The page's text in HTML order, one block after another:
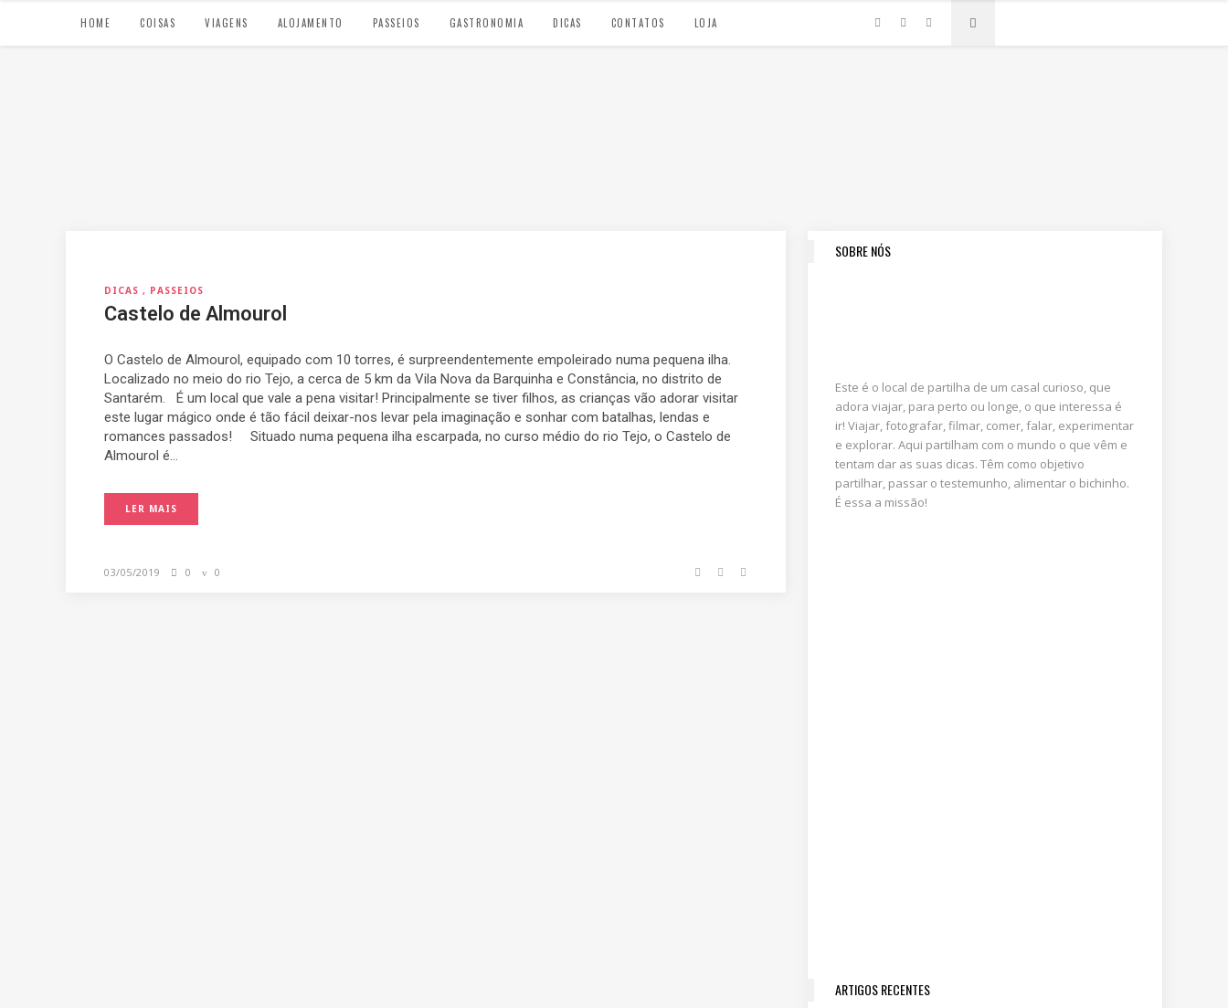
HOME COISAS VIAGENS ALOJAMENTO PASSEIOS GASTRONOMIA DICAS CONTATOS LOJA
DICAS PASSEIOS
Castelo de Almourol
O Castelo de Almourol, equipado com 10 torres, é surpreendentemente empoleirado numa pequena ilha.
Localizado no meio do rio Tejo, a cerca de 5 km da Vila Nova da Barquinha e Constância, no distrito de
Santarém. É um local que vale a pena visitar! Principalmente se tiver filhos, as crianças vão adorar visitar
este lugar mágico onde é tão fácil deixar-nos levar pela imaginação e sonhar com batalhas, lendas e
romances passados! Situado numa pequena ilha escarpada, no curso médio do rio Tejo, o Castelo de
Almourol é...
LER MAIS
03/05/2019 0 0
SOBRE NÓS
Este é o local de partilha de um casal curioso, que
adora viajar, para perto ou longe, o que interessa é
ir! Viajar, fotografar, filmar, comer, falar, experimentar
e explorar. Aqui partilham com o mundo o que vêm e
tentam dar as suas dicas. Têm como objetivo
partilhar, passar o testemunho, alimentar o bichinho.
É essa a missão!
ARTIGOS RECENTES